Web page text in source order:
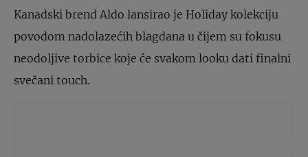
Kanadski brend Aldo lansirao je Holiday kolekciju
povodom nadolazećih blagdana u čijem su fokusu
neodoljive torbice koje će svakom looku dati finalni
svečani touch.